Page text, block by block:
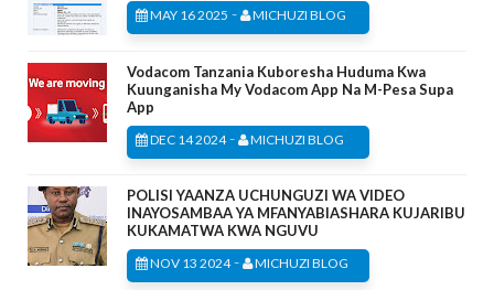
MAY 16 2025 - MICHUZI BLOG
Vodacom Tanzania Kuboresha Huduma Kwa
Kuunganisha My Vodacom App Na M-Pesa Supa
App
DEC 14 2024- MICHUZI BLOG
POLISI YAANZA UCHUNGUZI WA VIDEO
INAYOSAMBAA YA MFANYABIASHARA KUJARIBU
KUKAMATWA KWA NGUVU
NOV 13 2024- MICHUZI BLOG